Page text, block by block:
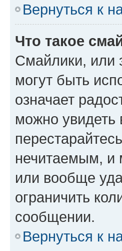
Вернуться к
Что такое
Смайлики, или
могут быть
означает
можно
нечитаемым, и
или вообще
ограничить
сообщении.
Вернуться к